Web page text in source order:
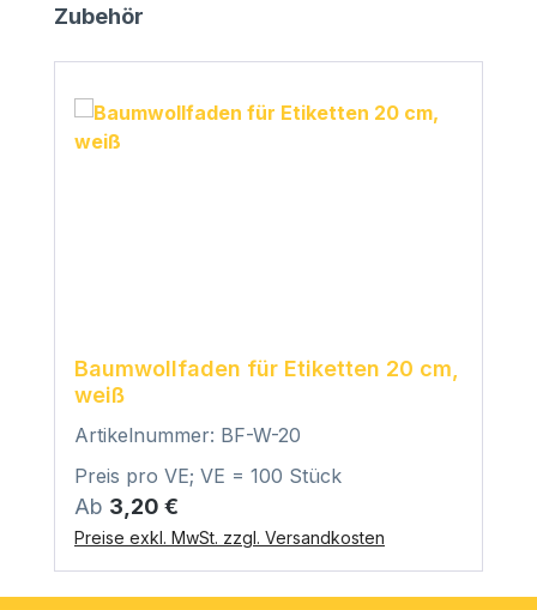
Produktgalerie überspringen
Zubehör
Baumwollfaden für Etiketten 20 cm,
weiß
Artikelnummer: BF-W-20
Preis pro VE; VE = 100 Stück
Regulärer Preis:
Ab 3,20 €
Preise exkl. MwSt. zzgl. Versandkosten